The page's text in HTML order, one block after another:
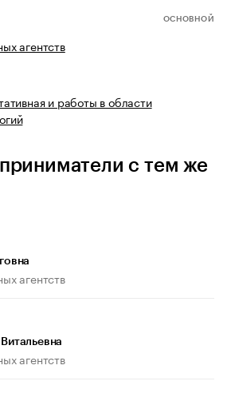
ОСНОВНОЙ
агентств
и работы в области
с тем же
агентств
агентств